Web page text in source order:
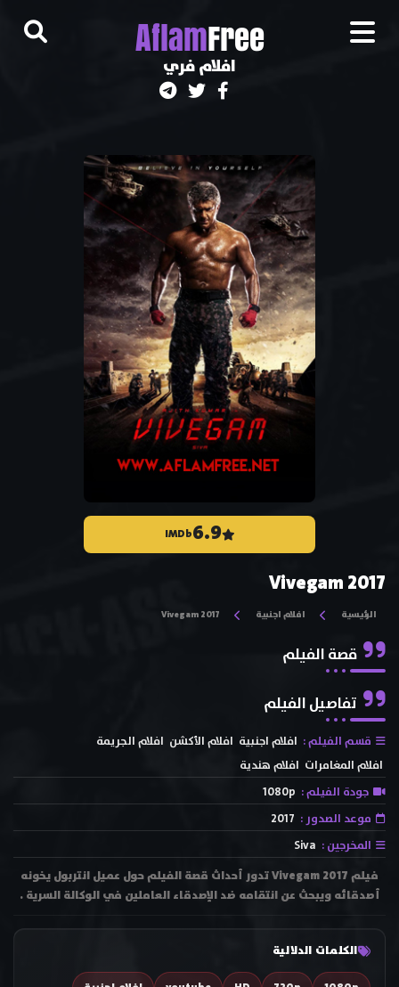
AflamFree
افلام فري
6.9
IMDb
Vivegam 2017
الرئيسية افلام اجنبية Vivegam 2017
قصة الفيلم
تفاصيل الفيلم
قسم الفيلم : افلام اجنبية افلام الأكشن افلام الجريمة
افلام المغامرات افلام هندية
جودة الفيلم : 1080p
موعد الصدور : 2017
المخرجين : Siva
فيلم Vivegam 2017 تدور أحداث قصة الفيلم حول عميل انتربول يخونه
أصدقائه ويبحث عن انتقامه ضد الإصدقاء العاملين في الوكالة السرية .
الكلمات الدلالية